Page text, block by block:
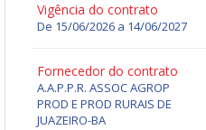
Vigência do contrato
De 15/06/2026 a 14/06/2027
Fornecedor do contrato
A.A.P.P.R. ASSOC AGROP
PROD E PROD RURAIS DE
JUAZEIRO-BA